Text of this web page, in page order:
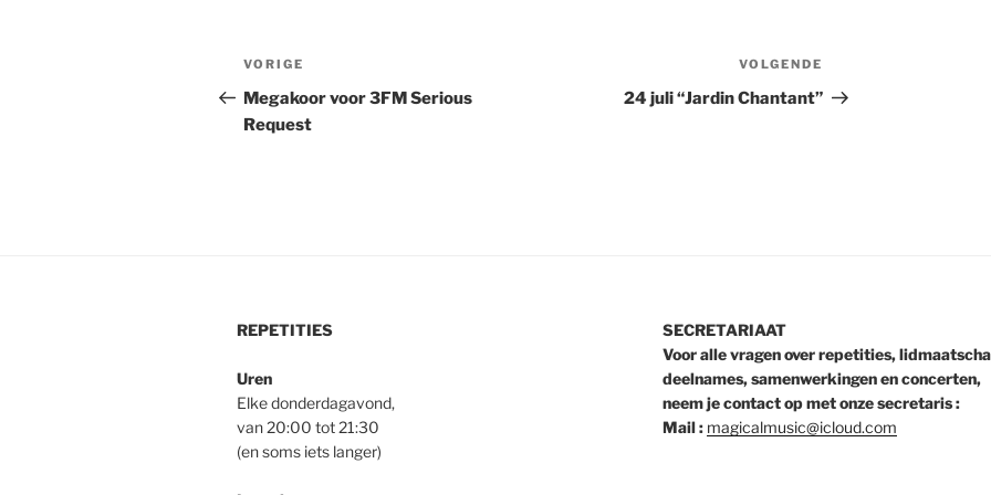
Bericht
navigatie
Vorig
bericht
VORIGE
Megakoor voor 3FM Serious
Request
bericht
VOLGENDE
24 juli “Jardin Chantant”
REPETITIES
Uren
Elke donderdagavond,
van 20:00 tot 21:30
(en soms iets langer)
SECRETARIAAT
Voor alle vragen over repetities,
deelnames, samenwerkingen en concerten,
neem je contact op met onze secretaris :
Mail : magicalmusic@icloud.com